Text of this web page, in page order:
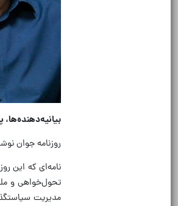
روزنامه جوان
نامه‌ای که این
تحول‌خواهی و
مدیریت